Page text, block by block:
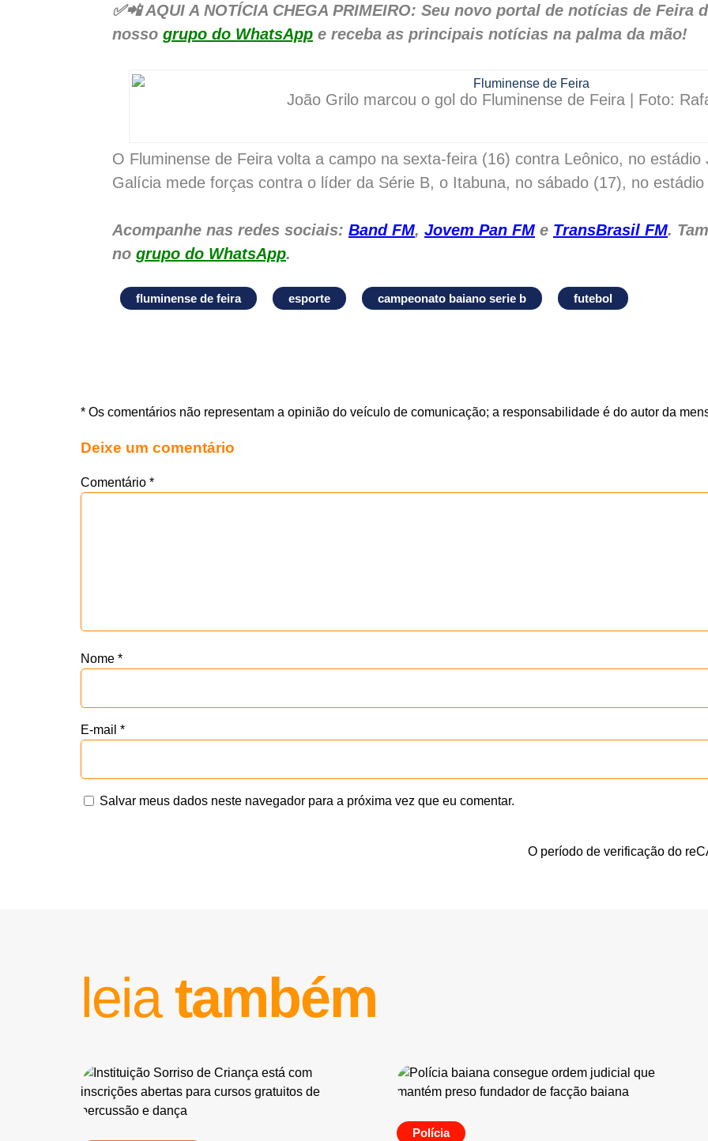
NO AR
✅📲 AQUI A NOTÍCIA CHEGA PRIMEIRO: Seu novo portal de notícias de Feira
nosso grupo do WhatsApp e receba as principais notícias na palma da mão!
João Grilo marcou o gol do Fluminense de Feira | Foto:
O Fluminense de Feira volta a campo na sexta-feira (16) contra Leônico, no
Galícia mede forças contra o líder da Série B, o Itabuna, no sábado (17), no
Acompanhe nas redes sociais: Band FM, Jovem Pan FM e TransBrasil FM.
no grupo do WhatsApp.
fluminense de feira esporte campeonato baiano serie b futebol
* Os comentários não representam a opinião do veículo de comunicação; a responsabilidade é do autor da
Deixe um comentário
Comentário *
Nome *
E-mail *
Salvar meus dados neste navegador para a próxima vez que eu comentar.
O período de verificação do
leiatambém
Polícia